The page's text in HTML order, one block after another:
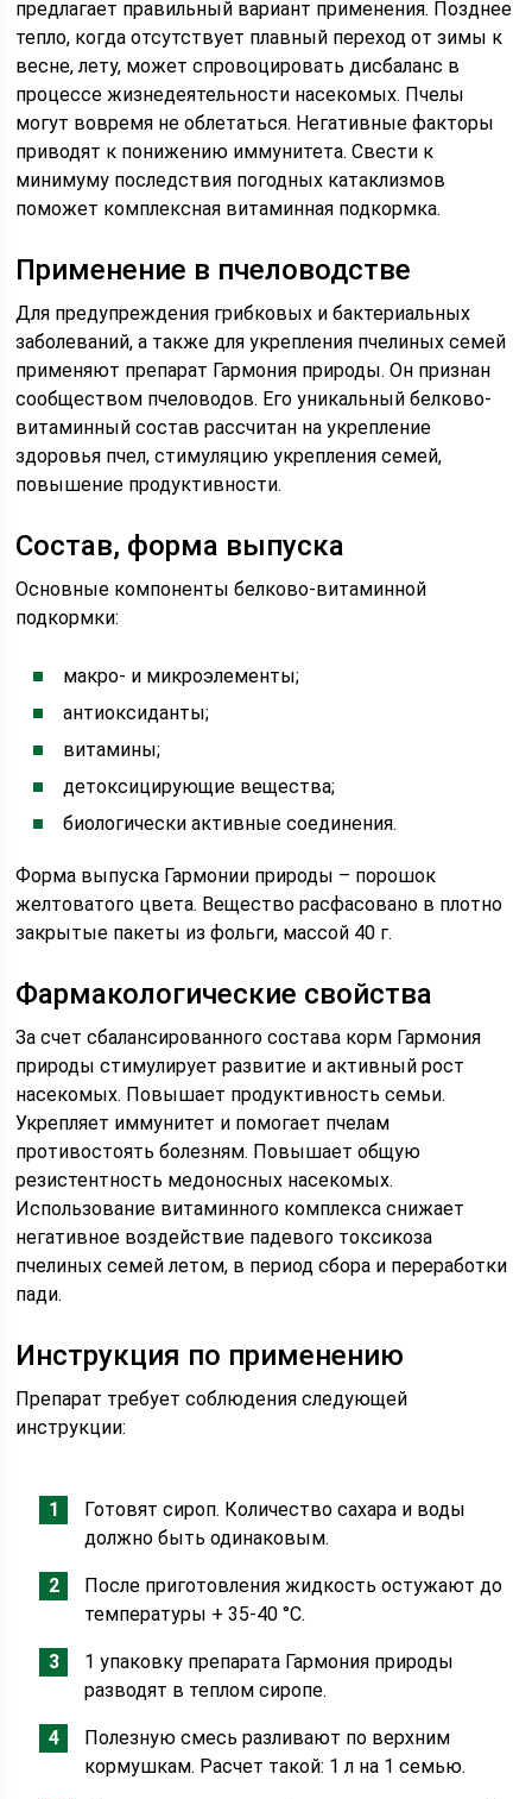
предлагает правильный вариант применения. Позднее
тепло, когда отсутствует плавный переход от зимы к
весне, лету, может спровоцировать дисбаланс в
процессе жизнедеятельности насекомых. Пчелы
могут вовремя не облетаться. Негативные факторы
приводят к понижению иммунитета. Свести к
минимуму последствия погодных катаклизмов
поможет комплексная витаминная подкормка.
Применение в пчеловодстве
Для предупреждения грибковых и бактериальных
заболеваний, а также для укрепления пчелиных семей
применяют препарат Гармония природы. Он признан
сообществом пчеловодов. Его уникальный белково-
витаминный состав рассчитан на укрепление
здоровья пчел, стимуляцию укрепления семей,
повышение продуктивности.
Состав, форма выпуска
Основные компоненты белково-витаминной
подкормки:
макро- и микроэлементы;
антиоксиданты;
витамины;
детоксицирующие вещества;
биологически активные соединения.
Форма выпуска Гармонии природы – порошок
желтоватого цвета. Вещество расфасовано в плотно
закрытые пакеты из фольги, массой 40 г.
Фармакологические свойства
За счет сбалансированного состава корм Гармония
природы стимулирует развитие и активный рост
насекомых. Повышает продуктивность семьи.
Укрепляет иммунитет и помогает пчелам
противостоять болезням. Повышает общую
резистентность медоносных насекомых.
Использование витаминного комплекса снижает
негативное воздействие падевого токсикоза
пчелиных семей летом, в период сбора и переработки
пади.
Инструкция по применению
Препарат требует соблюдения следующей
инструкции:
Готовят сироп. Количество сахара и воды
должно быть одинаковым.
После приготовления жидкость остужают до
температуры + 35-40 °С.
1 упаковку препарата Гармония природы
разводят в теплом сиропе.
Полезную смесь разливают по верхним
кормушкам. Расчет такой: 1 л на 1 семью.